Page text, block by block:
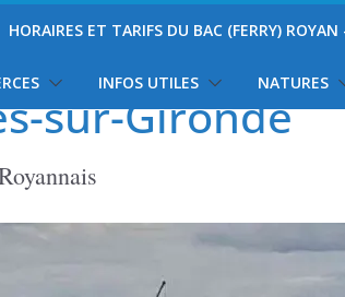
sur-Gironde
HORAIRES ET TARIFS DU BAC (FERRY)
INFOS UTILES NATURES